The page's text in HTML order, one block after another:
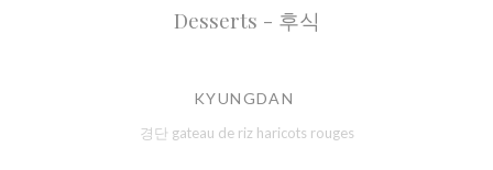
Desserts - 후식
KYUNGDAN
경단 gateau de riz haricots rouges